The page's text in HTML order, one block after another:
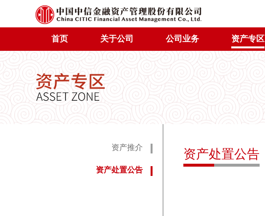
首页 关于公司 公司业务 资产专区
资产推介
资产处置公告
资产处置公告